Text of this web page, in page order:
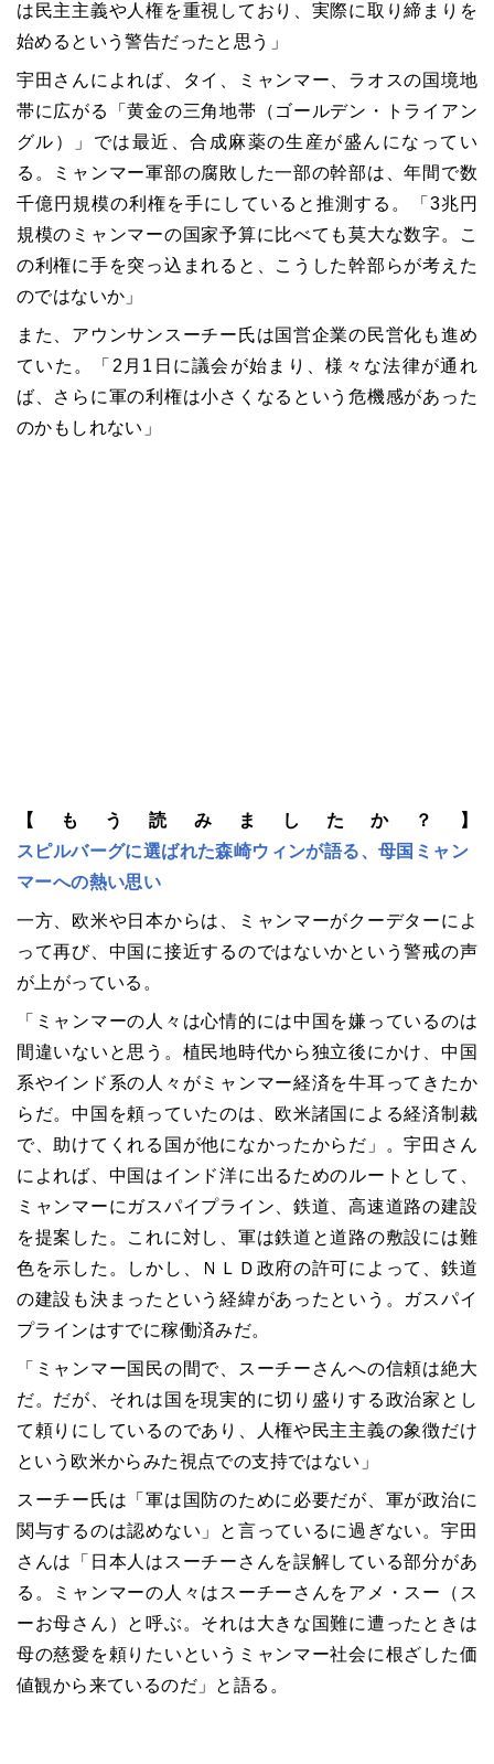
は民主主義や人権を重視しており、実際に取り締まりを
始めるという警告だったと思う」
宇田さんによれば、タイ、ミャンマー、ラオスの国境地
帯に広がる「黄金の三角地帯（ゴールデン・トライアン
グル）」では最近、合成麻薬の生産が盛んになってい
る。ミャンマー軍部の腐敗した一部の幹部は、年間で数
千億円規模の利権を手にしていると推測する。「3兆円
規模のミャンマーの国家予算に比べても莫大な数字。こ
の利権に手を突っ込まれると、こうした幹部らが考えた
のではないか」
また、アウンサンスーチー氏は国営企業の民営化も進め
ていた。「2月1日に議会が始まり、様々な法律が通れ
ば、さらに軍の利権は小さくなるという危機感があった
のかもしれない」
【もう読みましたか？】
スピルバーグに選ばれた森崎ウィンが語る、母国ミャン
マーへの熱い思い
一方、欧米や日本からは、ミャンマーがクーデターによ
って再び、中国に接近するのではないかという警戒の声
が上がっている。
「ミャンマーの人々は心情的には中国を嫌っているのは
間違いないと思う。植民地時代から独立後にかけ、中国
系やインド系の人々がミャンマー経済を牛耳ってきたか
らだ。中国を頼っていたのは、欧米諸国による経済制裁
で、助けてくれる国が他になかったからだ」。宇田さん
によれば、中国はインド洋に出るためのルートとして、
ミャンマーにガスパイプライン、鉄道、高速道路の建設
を提案した。これに対し、軍は鉄道と道路の敷設には難
色を示した。しかし、ＮＬＤ政府の許可によって、鉄道
の建設も決まったという経緯があったという。ガスパイ
プラインはすでに稼働済みだ。
「ミャンマー国民の間で、スーチーさんへの信頼は絶大
だ。だが、それは国を現実的に切り盛りする政治家とし
て頼りにしているのであり、人権や民主主義の象徴だけ
という欧米からみた視点での支持ではない」
スーチー氏は「軍は国防のために必要だが、軍が政治に
関与するのは認めない」と言っているに過ぎない。宇田
さんは「日本人はスーチーさんを誤解している部分があ
る。ミャンマーの人々はスーチーさんをアメ・スー（ス
ーお母さん）と呼ぶ。それは大きな国難に遭ったときは
母の慈愛を頼りたいというミャンマー社会に根ざした価
値観から来ているのだ」と語る。